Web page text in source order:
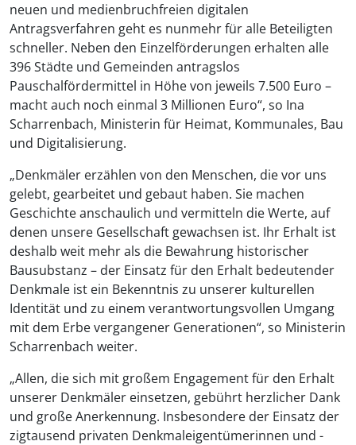
neuen und medienbruchfreien digitalen
Antragsverfahren geht es nunmehr für alle Beteiligten
schneller. Neben den Einzelförderungen erhalten alle
396 Städte und Gemeinden antragslos
Pauschalfördermittel in Höhe von jeweils 7.500 Euro –
macht auch noch einmal 3 Millionen Euro“, so Ina
Scharrenbach, Ministerin für Heimat, Kommunales, Bau
und Digitalisierung.
„Denkmäler erzählen von den Menschen, die vor uns
gelebt, gearbeitet und gebaut haben. Sie machen
Geschichte anschaulich und vermitteln die Werte, auf
denen unsere Gesellschaft gewachsen ist. Ihr Erhalt ist
deshalb weit mehr als die Bewahrung historischer
Bausubstanz – der Einsatz für den Erhalt bedeutender
Denkmale ist ein Bekenntnis zu unserer kulturellen
Identität und zu einem verantwortungsvollen Umgang
mit dem Erbe vergangener Generationen“, so Ministerin
Scharrenbach weiter.
„Allen, die sich mit großem Engagement für den Erhalt
unserer Denkmäler einsetzen, gebührt herzlicher Dank
und große Anerkennung. Insbesondere der Einsatz der
zigtausend privaten Denkmaleigentümerinnen und -